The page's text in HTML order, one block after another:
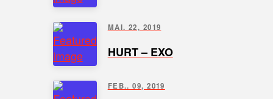
MAI. 22, 2019
HURT – EXO
FEB.. 09, 2019